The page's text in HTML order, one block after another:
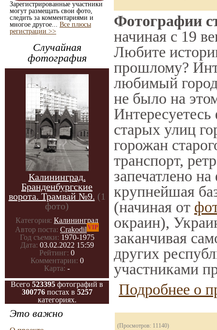
Зарегистрированные участники
могут размещать свои фото,
следить за комментариями и
многое другое... Все плюсы
регистрации >>
Случайная
фотография
Калининград.
Бранденбургские
ворота. Трамвай №9. (1
фото)
Категория: Калининград
Автор поста: Crakodil VIP
Год съемки: 1970-1975
Дата: 03.02.2022 15:59
Рейтинг: 0
Комментарии: 0
Карта: -
Всего 523395 фотографий в
300776постах в 5257
категориях.
Это важно
Фотографии
начиная с 19
Любите
прошлому?
любимый
не было на
Интересуетесь
старых улиц
горожан
транспорт,
запечатлено
крупнейшая
(начиная от
окраин),
заканчивая
других
участниками
Подробнее о
(Просмотров: 11140)